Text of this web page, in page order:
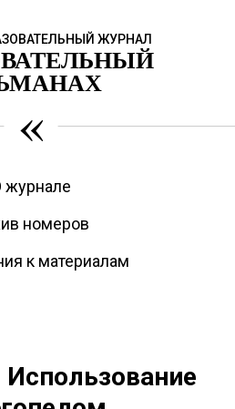
ЖУРНАЛ
«
журнале
номеров
к материалам